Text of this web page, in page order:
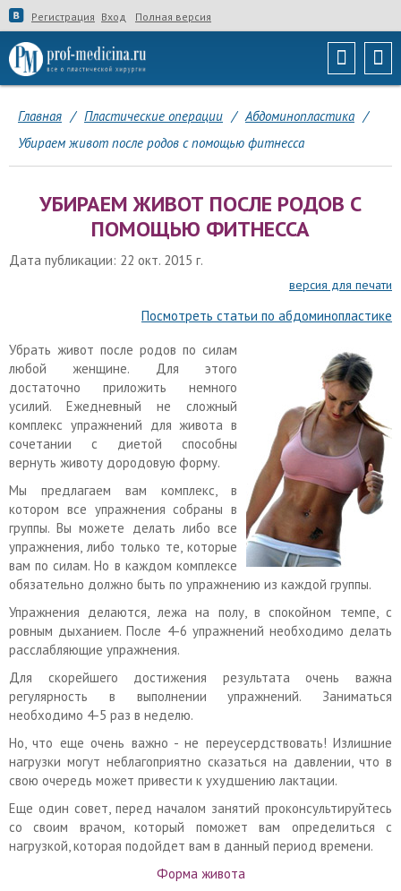
Регистрация Вход Полная версия
Главная / Пластические операции / Абдоминопластика /
Убираем живот после родов с помощью фитнесса
УБИРАЕМ ЖИВОТ ПОСЛЕ РОДОВ С
ПОМОЩЬЮ ФИТНЕССА
Дата публикации: 22 окт. 2015 г.
версия для печати
Посмотреть статьи по абдоминопластике
Убрать живот после родов по силам
любой женщине. Для этого
достаточно приложить немного
усилий. Ежедневный не сложный
комплекс упражнений для живота в
сочетании с диетой способны
вернуть животу дородовую форму.
Мы предлагаем вам комплекс, в
котором все упражнения собраны в
группы. Вы можете делать либо все
упражнения, либо только те, которые
вам по силам. Но в каждом комплексе
обязательно должно быть по упражнению из каждой группы.
Упражнения делаются, лежа на полу, в спокойном темпе, с
ровным дыханием. После 4-6 упражнений необходимо делать
расслабляющие упражнения.
Для скорейшего достижения результата очень важна
регулярность в выполнении упражнений. Заниматься
необходимо 4-5 раз в неделю.
Но, что еще очень важно - не переусердствовать! Излишние
нагрузки могут неблагоприятно сказаться на давлении, что в
свою очередь может привести к ухудшению лактации.
Еще один совет, перед началом занятий проконсультируйтесь
со своим врачом, который поможет вам определиться с
нагрузкой, которая подойдет вам в данный период времени.
Форма живота